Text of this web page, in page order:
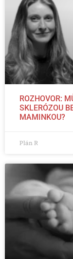
ROZHOVOR:
SKLERÓZOU
MAMINKOU?
Plán R